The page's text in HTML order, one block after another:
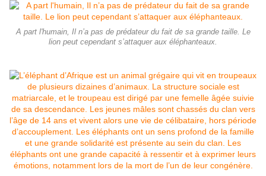
A part l'humain, Il n’a pas de prédateur du fait de sa grande taille. Le
lion peut cependant s’attaquer aux éléphanteaux.